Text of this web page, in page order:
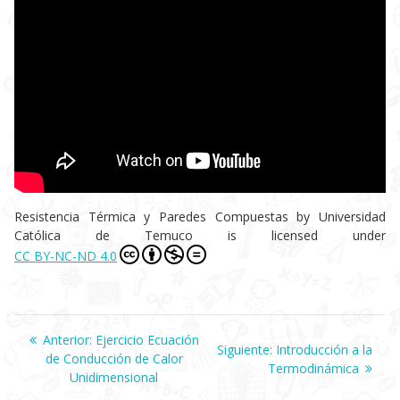
Resistencia Térmica y Paredes Compuestas byUniversidad
Católica de Temuco is licensed under
CC BY-NC-ND 4.0
Navegación
Anterior: Entrada
anterior:
Ejercicio Ecuación
de Conducción de Calor
Unidimensional
Siguiente: Siguiente
entrada:
Introducción a la
Termodinámica